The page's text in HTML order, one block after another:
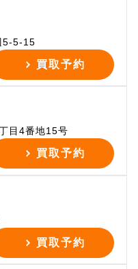
5-5-15
買取予約
目4番地15号
買取予約
買取予約